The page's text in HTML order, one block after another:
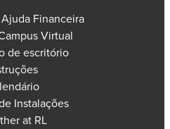
Financeira
Virtual
de escritório
Instalações
at RL